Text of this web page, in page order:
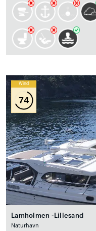
Wind
74
Lamholmen -Lillesand
Naturhavn